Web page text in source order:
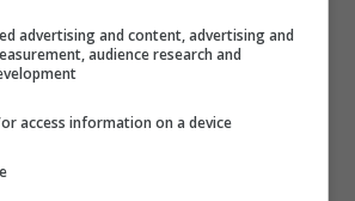
>Riconoscete chi è questa
famosa cantante
advertising and content, advertising and
audience research and
access information on a device